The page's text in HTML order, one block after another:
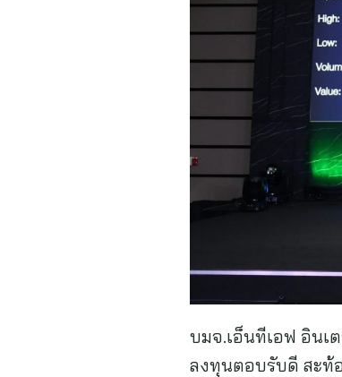
บมจ.เอ็นทีเอฟ อินเ
ลงทุนตอบรับดี สะท้